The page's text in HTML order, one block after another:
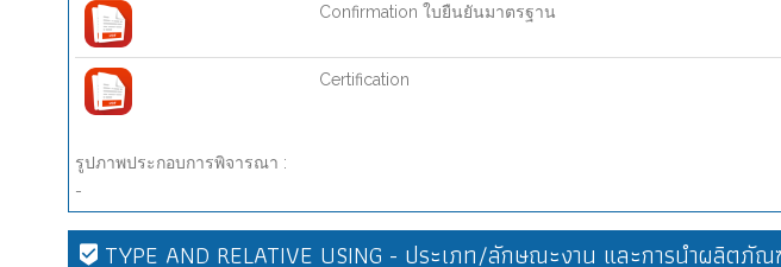
Confirmation ใบยืนยันมาตรฐาน
Certification
รูปภาพประกอบการพิจารณา :
-
TYPE AND RELATIVE USING - ประเภท/ลักษณะงาน และการนำผลิตภัณ